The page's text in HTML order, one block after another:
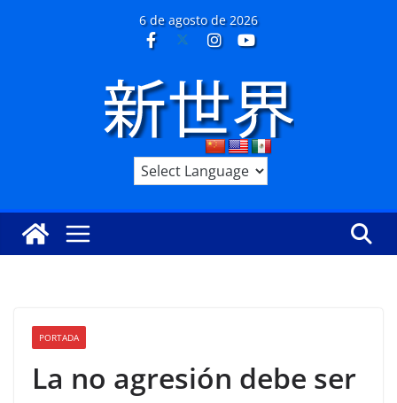
6 de agosto de 2026
PORTADA
La no agresión debe ser